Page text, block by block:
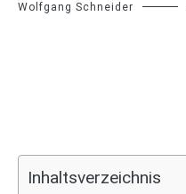
Wolfgang Schneider
Inhaltsverzeichnis